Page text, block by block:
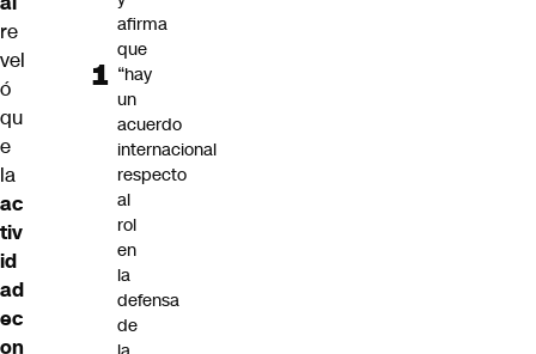
re
vel
ó
qu
e
la
ac
tiv
id
ad
ec
on
afirma
que
“hay
un
acuerdo
internacional
respecto
al
rol
en
la
defensa
de